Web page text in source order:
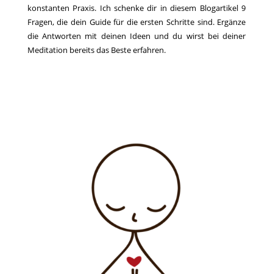
konstanten Praxis. Ich schenke dir in diesem Blogartikel 9
Fragen, die dein Guide für die ersten Schritte sind. Ergänze
die Antworten mit deinen Ideen und du wirst bei deiner
Meditation bereits das Beste erfahren.